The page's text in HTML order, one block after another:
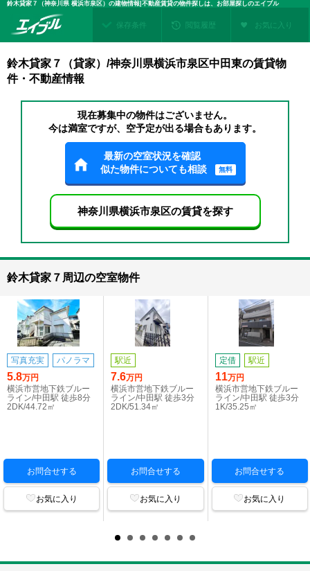
鈴木貸家７（神奈川県 横浜市泉区）の建物情報|不動産賃貸の物件探しは、お部屋探しのエイブル
保存条件 閲覧履歴 お気に入り
鈴木貸家７（貸家）/神奈川県横浜市泉区中田東の賃貸物
件・不動産情報
現在募集中の物件はございません。
今は満室ですが、空予定が出る場合もあります。
最新の空室状況を確認
似た物件についても相談
無料
神奈川県横浜市泉区の賃貸を探す
鈴木貸家７周辺の空室物件
写真充実 パノラマ
5.8万円
横浜市営地下鉄ブルー
ライン/中田駅 徒歩8分
2DK/44.72㎡
お問合せする
お気に入り
駅近
7.6万円
横浜市営地下鉄ブルー
ライン/中田駅 徒歩3分
2DK/51.34㎡
お問合せする
お気に入り
定借 駅近
11万円
横浜市営地下鉄ブルー
ライン/中田駅 徒歩3分
1K/35.25㎡
お問合せする
お気に入り